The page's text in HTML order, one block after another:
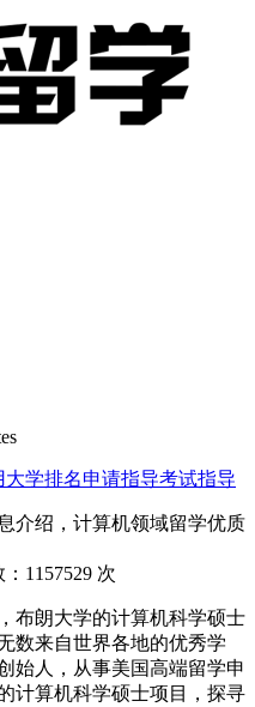
大学排名申请指导考试指导
介绍，计算机领域留学优质
1157529 次
布朗大学的计算机科学硕士
数来自世界各地的优秀学
始人，从事美国高端留学申
计算机科学硕士项目，探寻